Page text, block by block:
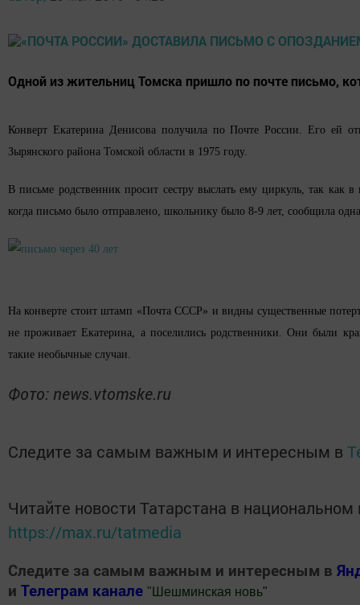
Одной из жительниц Томска пришло по почте письмо,
Конверт Екатерина Денисова получила по Почте России. Его ей
Зырянского района Томской области в 1975 году.
В письме родственник просит сестру выслать ему циркуль, так как
когда письмо было отправлено, школьнику было 8-9 лет, сообщила
На конверте стоит штамп «Почта СССР» и видны существенные
не проживает Екатерина, а поселились родственники. Они были
такие необычные случаи.
Фото: news.vtomske.ru
Следите за самым важным и интересным в
Читайте новости Татарстана в
https://max.ru/tatmedia
Следите за самым важным и интересным в
и Телеграм канале " Шешминская новь"